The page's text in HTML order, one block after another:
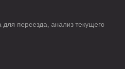
переезда, анализ текущего